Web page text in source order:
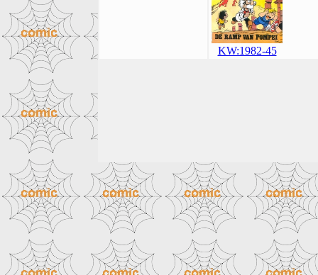
KW:1982-45